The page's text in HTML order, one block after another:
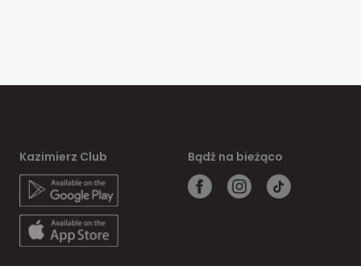
Kazimierz Club Bądź na bieżąco